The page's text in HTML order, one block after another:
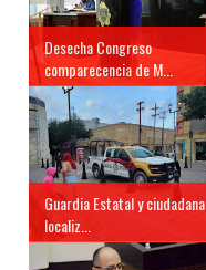
Desecha Congreso
comparecencia de M...
Guardia Estatal y ciudadana
localiz...